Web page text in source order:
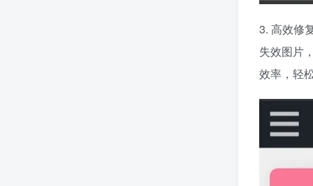
3. 高效修
失效图片
效率，轻